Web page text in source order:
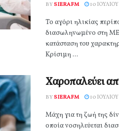
BYSIERAFM 10
Το αγόρι ηλικίας
διασωληνωμένο στη
κατάσταση του
Κρίσιμη ...
Χαροπαλεύει
BYSIERAFM 10
Μάχη για τη ζωή της
οποία νοσηλεύεται